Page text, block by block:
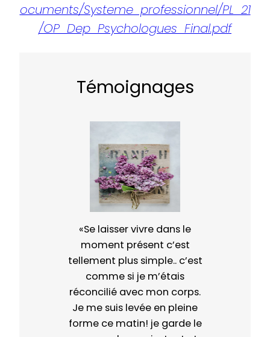
ocuments/Systeme_professionnel/PL_21
/OP_Dep_Psychologues_Final.pdf
Témoignages
«Se laisser vivre dans le
moment présent c’est
tellement plus simple.. c’est
comme si je m’étais
réconcilié avec mon corps.
Je me suis levée en pleine
forme ce matin! je garde le